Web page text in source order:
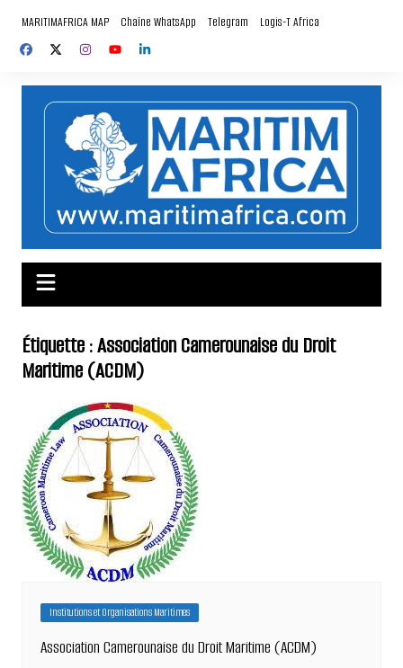
contenu
MARITIMAFRICA MAP Chaîne WhatsApp Telegram Logis-T Africa
Étiquette :Association Camerounaise du Droit
Maritime (ACDM)
Institutions et Organisations Maritimes
Association Camerounaise du Droit Maritime (ACDM)